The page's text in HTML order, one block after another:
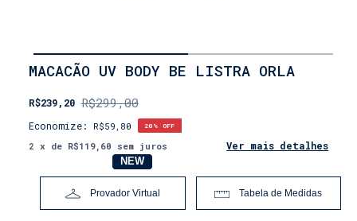
INÍCIO
•
•
BABY
MACACÃO UV BODY BE LISTRA ORLA
R$239,20 R$299,00
Economize: R$59,80 20 % OFF
2 x de R$119,60 sem juros Ver mais detalhes
Provador Virtual
NOVO
NEW
Tabela de Medidas